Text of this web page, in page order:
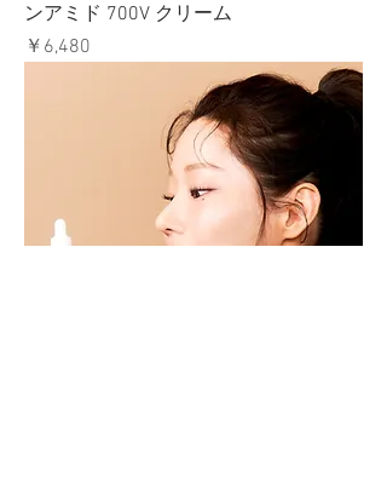
ンアミド 700V クリーム
価格
￥6,480